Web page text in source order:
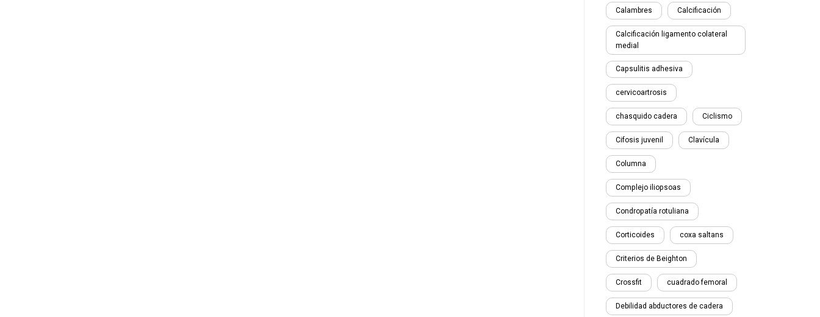
Calambres Calcificación
Calcificación ligamento colateral
medial
Capsulitis adhesiva
cervicoartrosis
chasquido cadera Ciclismo
Cifosis juvenil Clavícula
Columna
Complejo iliopsoas
Condropatía rotuliana
Corticoides coxa saltans
Criterios de Beighton
Crossfit cuadrado femoral
Debilidad abductores de cadera